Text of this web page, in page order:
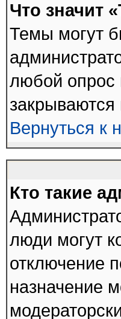
Что значит
Темы могут
любой опрос
Вернуться к
Кто такие
люди могут
отключение
назначение